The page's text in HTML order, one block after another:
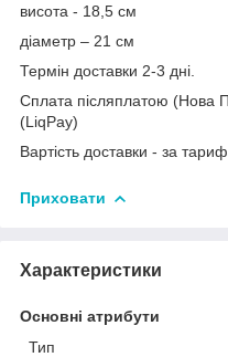
висота - 18,5 см
діаметр – 21 см
Термін доставки 2-3 дні.
Сплата післяплатою (Нова
(LiqPay)
Вартість доставки - за
Приховати
Характеристики
Основні атрибути
Тип